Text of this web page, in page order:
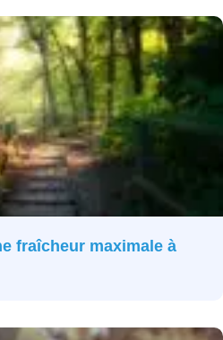
fraîcheur maximale à